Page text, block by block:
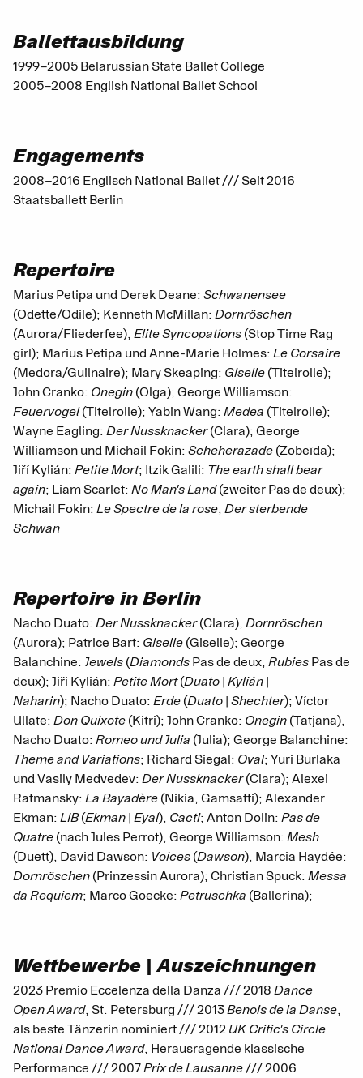
Ballettausbildung
1999–2005 Belarussian State Ballet College
2005–2008 English National Ballet School
Engagements
2008–2016 Englisch National Ballet /// Seit 2016
Staatsballett Berlin
Repertoire
Marius Petipa und Derek Deane: Schwanensee
(Odette/Odile); Kenneth McMillan: Dornröschen
(Aurora/Fliederfee), Elite Syncopations (Stop Time Rag
girl); Marius Petipa und Anne-Marie Holmes: Le Corsaire
(Medora/Guilnaire); Mary Skeaping: Giselle (Titelrolle);
John Cranko: Onegin (Olga); George Williamson:
Feuervogel(Titelrolle); Yabin Wang: Medea (Titelrolle);
Wayne Eagling: Der Nussknacker(Clara); George
Williamson und Michail Fokin: Scheherazade (Zobeïda);
Jiří Kylián: Petite Mort; Itzik Galili: The earth shall bear
again; Liam Scarlet: No Man's Land(zweiter Pas de deux);
Michail Fokin: Le Spectre de la rose, Der sterbende
Schwan
Repertoire in Berlin
Nacho Duato: Der Nussknacker(Clara), Dornröschen
(Aurora); Patrice Bart: Giselle (Giselle); George
Balanchine: Jewels (Diamonds Pas de deux, Rubies Pas de
deux); Jiři Kylián: Petite Mort(Duato | Kylián |
Naharin); Nacho Duato: Erde (Duato | Shechter); Víctor
Ullate: Don Quixote (Kitri); John Cranko: Onegin (Tatjana),
Nacho Duato: Romeo und Julia (Julia); George Balanchine:
Theme and Variations; Richard Siegal: Oval; Yuri Burlaka
und Vasily Medvedev: Der Nussknacker(Clara); Alexei
Ratmansky: La Bayadère (Nikia, Gamsatti); Alexander
Ekman: LIB(Ekman | Eyal), Cacti; Anton Dolin: Pas de
Quatre (nach Jules Perrot), George Williamson: Mesh
(Duett), David Dawson: Voices (Dawson), Marcia Haydée:
Dornröschen (Prinzessin Aurora); Christian Spuck: Messa
da Requiem; Marco Goecke: Petruschka (Ballerina);
Wettbewerbe | Auszeichnungen
2023 Premio Eccelenza della Danza /// 2018 Dance
Open Award, St. Petersburg /// 2013Benois de la Danse,
als beste Tänzerin nominiert /// 2012 UK Critic's Circle
National Dance Award, Herausragende klassische
Performance /// 2007Prix de Lausanne/// 2006